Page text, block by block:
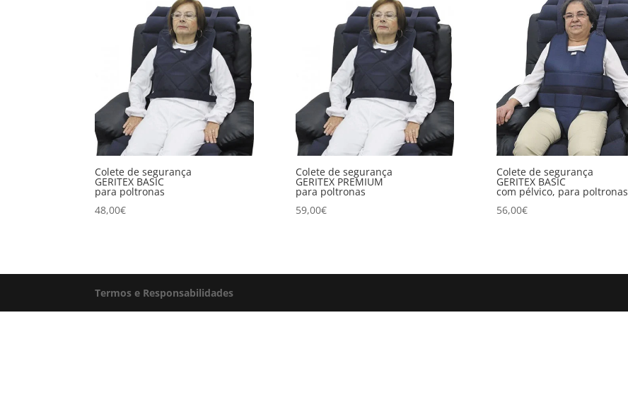
recentes
Colete de segurança
GERITEX BASIC
para poltronas
48,00€
Colete de segurança
GERITEX PREMIUM
para poltronas
59,00€
Colete de segurança
GERITEX BASIC
com pélvico, para poltronas
56,00€
Termos e Responsabilidades